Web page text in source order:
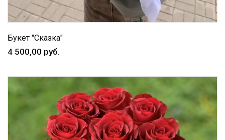
Букет "Сказка"
4 500,00 руб.